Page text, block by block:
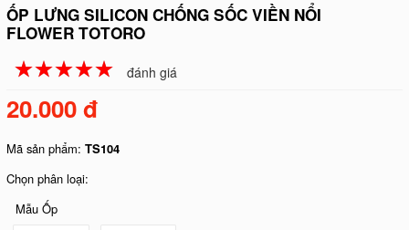
ỐP LƯNG SILICON CHỐNG SỐC VIỀN NỔI
FLOWER TOTORO
☆☆☆☆☆
★★★★★ đánh giá
20.000 đ
Mã sản phẩm:TS104
Chọn phân loại:
Mẫu Ốp